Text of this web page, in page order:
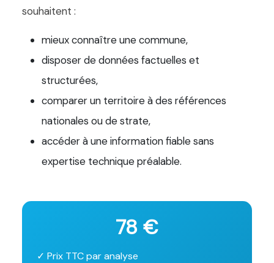
souhaitent :
mieux connaître une commune,
disposer de données factuelles et
structurées,
comparer un territoire à des références
nationales ou de strate,
accéder à une information fiable sans
expertise technique préalable.
78 €
✓ Prix TTC par analyse